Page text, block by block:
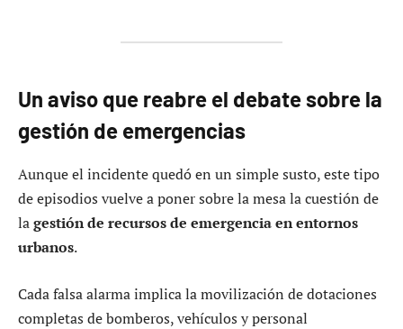
Un aviso que reabre el debate sobre la
gestión de emergencias
Aunque el incidente quedó en un simple susto, este tipo
de episodios vuelve a poner sobre la mesa la cuestión de
lagestión de recursos de emergencia en entornos
urbanos.
Cada falsa alarma implica la movilización de dotaciones
completas de bomberos, vehículos y personal